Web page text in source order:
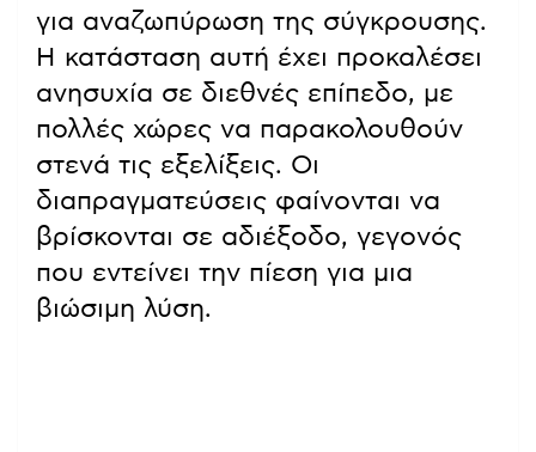
για αναζωπύρωση της σύγκρουσης.
Η κατάσταση αυτή έχει προκαλέσει
ανησυχία σε διεθνές επίπεδο, με
πολλές χώρες να παρακολουθούν
στενά τις εξελίξεις. Οι
διαπραγματεύσεις φαίνονται να
βρίσκονται σε αδιέξοδο, γεγονός
που εντείνει την πίεση για μια
βιώσιμη λύση.